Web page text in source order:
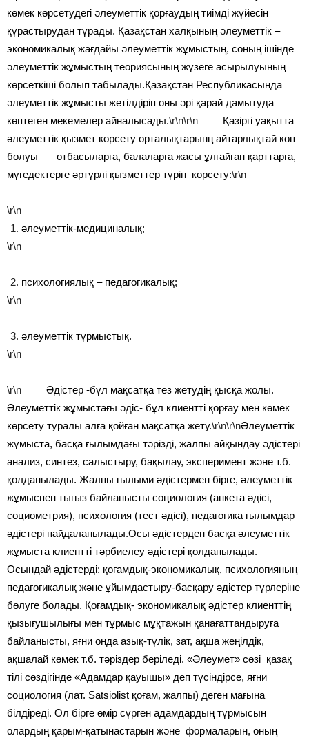
көмек көрсетудегі әлеуметтік қорғаудың тиімді жүйесін
құрастырудан тұрады. Қазақстан халқының әлеуметтік –
экономикалық жағдайы әлеуметтік жұмыстың, соның ішінде
әлеуметтік жұмыстың теориясының жүзеге асырылуының
көрсеткіші болып табылады.Қазақстан Республикасында
әлеуметтік жұмысты жетілдіріп оны әрі қарай дамытуда
көптеген мекемелер айналысады.\r\n\r\n Қазіргі уақытта
әлеуметтік қызмет көрсету орталықтарынң айтарлықтай көп
болуы — отбасыларға, балаларға жасы ұлғайған қарттарға,
мүгедектерге әртүрлі қызметтер түрін көрсету:\r\n
\r\n
әлеуметтік-медициналық;
\r\n
психологиялық – педагогикалық;
\r\n
әлеуметтік тұрмыстық.
\r\n
\r\n Әдістер -бұл мақсатқа тез жетудің қысқа жолы.
Әлеуметтік жұмыстағы әдіс- бұл клиентті қорғау мен көмек
көрсету туралы алға қойған мақсатқа жету.\r\n\r\nӘлеуметтік
жүмыста, басқа ғылымдағы тәрізді, жалпы айқындау әдістері
анализ, синтез, салыстыру, бақылау, эксперимент және т.б.
қолданылады. Жалпы ғылыми әдістермен бірге, әлеуметтік
жұмыспен тығыз байланысты социология (анкета әдісі,
социометрия), психология (тест әдісі), педагогика ғылымдар
әдістері пайдаланылады.Осы әдістерден басқа әлеуметтік
жұмыста клиентті тәрбиелеу әдістері қолданылады.
Осындай әдістерді: қоғамдық-экономикалық, психологияның
педагогикалық және ұйымдастыру-басқару әдістер түрлеріне
бөлуге болады. Қоғамдық- экономикалық әдістер клиенттің
қызығушылығы мен тұрмыс мұқтажын қанағаттандыруға
байланысты, яғни онда азық-түлік, зат, ақша жеңілдік,
ақшалай көмек т.б. тәріздер беріледі. «Әлеумет» сөзі қазақ
тілі сөздігінде «Адамдар қауышы» деп түсіндірсе, яғни
социология (лат. Satsiolist қоғам, жалпы) деген мағына
білдіреді. Ол бірге өмір сүрген адамдардың тұрмысын
олардың қарым-қатынастарын және формаларын, оның